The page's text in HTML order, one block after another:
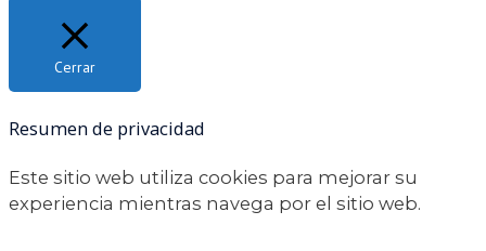
Cerrar
Resumen de privacidad
Este sitio web utiliza cookies para mejorar su
experiencia mientras navega por el sitio web.